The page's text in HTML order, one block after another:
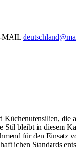
MAIL
die
Stil bleibt in diesem
für den Einsatz
Standards